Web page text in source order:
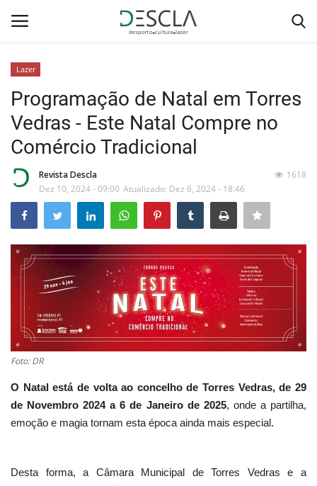
Home
Desporto
Sobre Nós
Educação
Estatuto Editorial
Ficha técnica
Lazer
Programação de Natal em Torres
Vedras - Este Natal Compre no
Comércio Tradicional
Revista Descla
Dez 10, 2024 - 09:00 Atualizado: Dez 6, 2024 - 18:46
1618
Foto: DR
O Natal está de volta ao concelho de Torres Vedras, de 29
de Novembro 2024 a 6 de Janeiro de 2025, onde a partilha,
emoção e magia tornam esta época ainda mais especial.
Desta forma, a Câmara Municipal de Torres Vedras e a